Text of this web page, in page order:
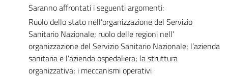
Saranno affrontati i seguenti argomenti:
Ruolo dello stato nell’organizzazione del Servizio
Sanitario Nazionale; ruolo delle regioni nell’
organizzazione del Servizio Sanitario Nazionale; l’azienda
sanitaria e l’azienda ospedaliera; la struttura
organizzativa; i meccanismi operativi